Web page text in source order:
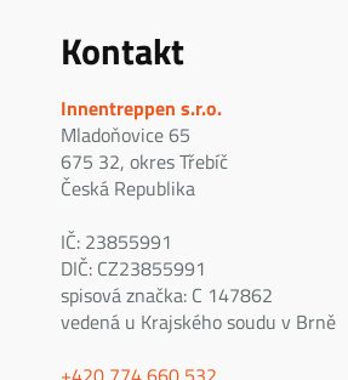
Kontakt
Innentreppen s.r.o.
Mladoňovice 65
675 32, okres Třebíč
Česká Republika
IČ: 23855991
DIČ: CZ23855991
spisová značka: C 147862
vedená u Krajského soudu v Brně